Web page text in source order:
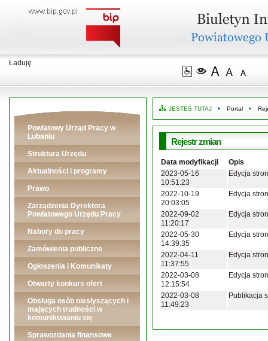
Ładuję
JESTEŚ TUTAJ Portal
Powiatowy Urząd Pracy w
Lubaniu
Struktura Urzędu
Aktualności i programy
Prawo
Zarządzenia Dyrektora
Powiatowego Urzędu Pracy
Nabory do pracy
Zamówienia publiczne
Ogłoszenia i Komunikaty
Otwarty konkurs ofert
Obsługa osób niesłyszących i
mających trudności w
komunikowaniu się
Sprawozdania finansowe
Rejestr zmian
Data modyfikacji
Opis
2023-05-16
10:51:23
Edycja
2022-10-19
20:03:05
Edycja
2022-09-02
11:20:17
Edycja
2022-05-30
14:39:35
Edycja
2022-04-11
11:37:55
Edycja
2022-03-08
12:15:54
Edycja
2022-03-08
11:49:23
Publikacja